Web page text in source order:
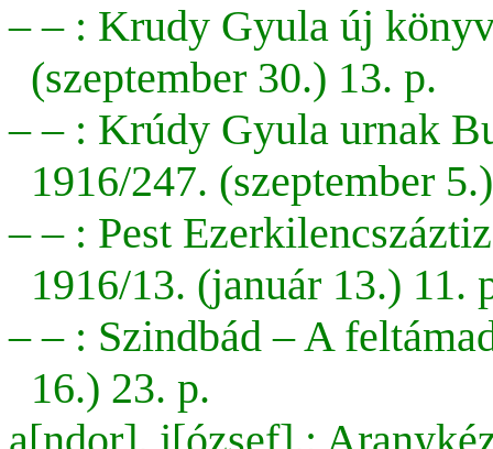
– – : Krudy Gyula új
(szeptember 30.) 13. p.
– – : Krúdy Gyula urnak
1916/247. (szeptember
– – : Pest
1916/13. (január 13.) 11.
– – : Szindbád – A
16.) 23. p.